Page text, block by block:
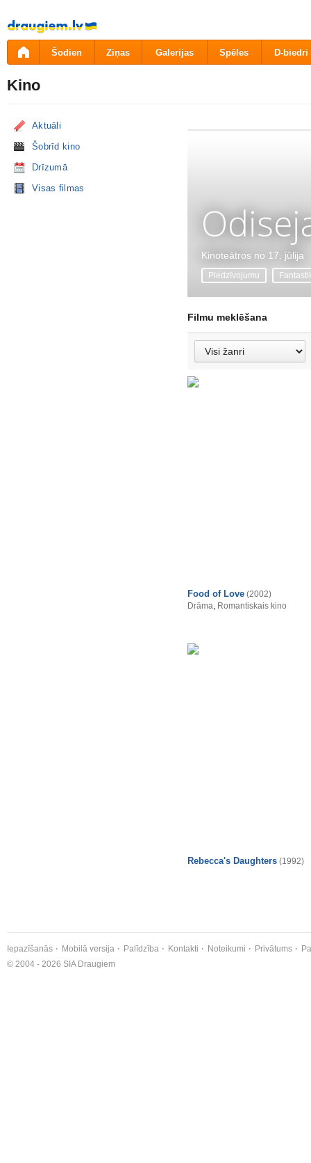
Pāriet
uz
saturu
Šodien Ziņas Galerijas Spēles D-biedri
Kino
Aktuāli
Šobrīd kino
Drīzumā
Visas filmas
Kinoteātros no 17. jūlija
Piedzīvojumu
Filmu meklēšana
Food of Love (2002)
Drāma, Romantiskais kino
Rebecca's Daughters (1992)
Iepazīšanās Mobilā versija Palīdzība Kontakti Noteikumi Privātums
© 2004 - 2026 SIA Draugiem